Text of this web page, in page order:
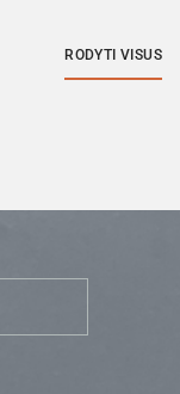
RODYTI VISUS